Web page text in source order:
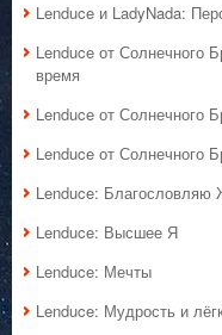
Lenduce и LadyNada:
Lenduce от Солнечного
время
Lenduce от Солнечного
Lenduce от Солнечного
Lenduce: Благословляю
Lenduce: Высшее Я
Lenduce: Мечты
Lenduce: Мудрость и